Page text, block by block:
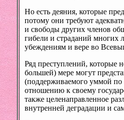
Но есть деяния, которые
потому они требуют
и свободы других членов
гибели и страданий многих
убеждениям и вере во
Ряд преступлений, которые
большей) мере могут
(поддерживаемого уммой по
отношению к своему
также целенаправленное
внутренней деградации и